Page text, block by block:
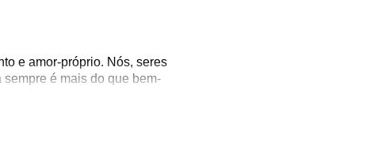
e amor-próprio. Nós, seres
é mais do que bem-
vida.